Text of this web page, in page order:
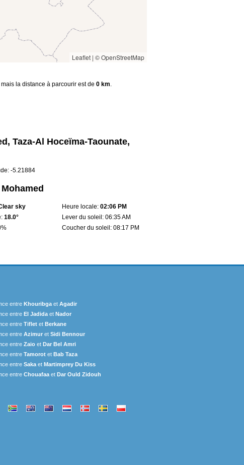
Leaflet | © OpenStreetMap
mais la distance à parcourir est de 0 km.
Taza-Al Hoceïma-Taounate,
-5.21884
sky
18.0°
Heure locale: 02:06 PM
Lever du soleil: 06:35 AM
Coucher du soleil: 08:17 PM
entre Khouribga et Agadir
entre El Jadida et Nador
entre Tiflet et Berkane
entre Azimur et Sidi Bennour
entre Zaio et Dar Bel Amri
entre Tamorot et Bab Taza
entre Saka et Martimprey Du Kiss
entre Chouafaa et Dar Ould Zidouh